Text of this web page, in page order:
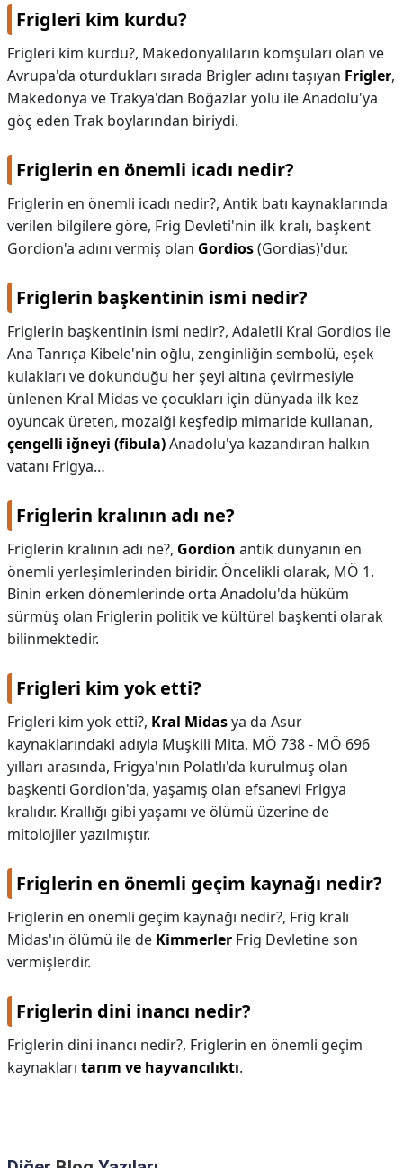
Frigleri kim kurdu?
Frigleri kim kurdu?, Makedonyalıların komşuları olan ve
Avrupa'da oturdukları sırada Brigler adını taşıyan Frigler,
Makedonya ve Trakya'dan Boğazlar yolu ile Anadolu'ya
göç eden Trak boylarından biriydi.
Friglerin en önemli icadı nedir?
Friglerin en önemli icadı nedir?, Antik batı kaynaklarında
verilen bilgilere göre, Frig Devleti'nin ilk kralı, başkent
Gordion'a adını vermiş olan Gordios(Gordias)'dur.
Friglerin başkentinin ismi nedir?
Friglerin başkentinin ismi nedir?, Adaletli Kral Gordios ile
Ana Tanrıça Kibele'nin oğlu, zenginliğin sembolü, eşek
kulakları ve dokunduğu her şeyi altına çevirmesiyle
ünlenen Kral Midas ve çocukları için dünyada ilk kez
oyuncak üreten, mozaiği keşfedip mimaride kullanan,
çengelli iğneyi (fibula)Anadolu'ya kazandıran halkın
vatanı Frigya…
Friglerin kralının adı ne?
Friglerin kralının adı ne?, Gordion antik dünyanın en
önemli yerleşimlerinden biridir. Öncelikli olarak, MÖ 1.
Binin erken dönemlerinde orta Anadolu'da hüküm
sürmüş olan Friglerin politik ve kültürel başkenti olarak
bilinmektedir.
Frigleri kim yok etti?
Frigleri kim yok etti?, Kral Midasya da Asur
kaynaklarındaki adıyla Muşkili Mita, MÖ 738 - MÖ 696
yılları arasında, Frigya'nın Polatlı'da kurulmuş olan
başkenti Gordion'da, yaşamış olan efsanevi Frigya
kralıdır. Krallığı gibi yaşamı ve ölümü üzerine de
mitolojiler yazılmıştır.
Friglerin en önemli geçim kaynağı nedir?
Friglerin en önemli geçim kaynağı nedir?, Frig kralı
Midas'ın ölümü ile de Kimmerler Frig Devletine son
vermişlerdir.
Friglerin dini inancı nedir?
Friglerin dini inancı nedir?, Friglerin en önemli geçim
kaynakları tarım ve hayvancılıktı.